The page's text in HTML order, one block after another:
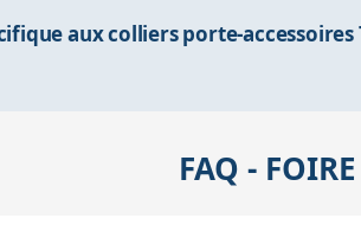
aux colliers porte-accessoires
FAQ -